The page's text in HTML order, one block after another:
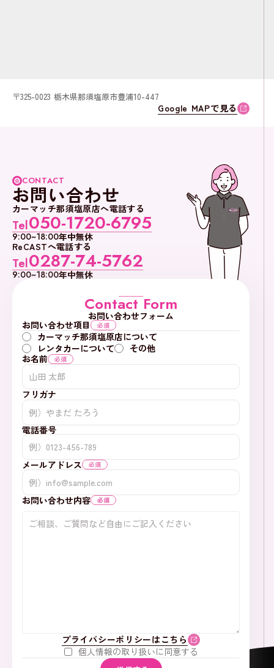
〒325-0023 栃木県那須塩原市豊浦10-447
Google MAPで見る
CONTACT
お問い合わせ
カーマッチ那須塩原店へ電話する
Tel050-1720-6795
9:00~18:00年中無休
ReCASTへ電話する
Tel0287-74-5762
9:00~18:00年中無休
Contact Form
お問い合わせフォーム
お問い合わせ項目 必須
カーマッチ那須塩原店について
レンタカーについて
その他
お名前
必須
フリガナ
電話番号
メールアドレス 必須
お問い合わせ内容 必須
プライバシーポリシーはこちら
個人情報の取り扱いに同意する